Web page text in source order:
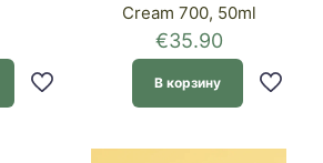
Cream 700, 50ml
€35.90
В корзину